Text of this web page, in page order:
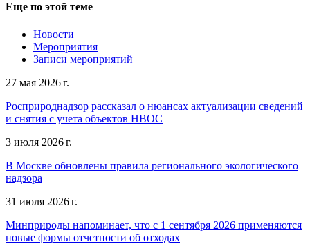
Еще по этой теме
Новости
Мероприятия
Записи мероприятий
27 мая 2026 г.
Росприроднадзор рассказал о нюансах актуализации сведений
и снятия с учета объектов НВОС
3 июля 2026 г.
В Москве обновлены правила регионального экологического
надзора
31 июля 2026 г.
Минприроды напоминает, что с 1 сентября 2026 применяются
новые формы отчетности об отходах